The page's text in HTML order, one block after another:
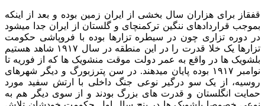
قفقاز برای هزاران سال بخشی از ایران زمین بوده و بعد از اینکه
بموجب قراردادهای ننگین ترکمنچای و گلستان از ایران جدا میشود
در دوره تزاری چون در سیطره تزارها بوده با فروپاشی حکومت
تزارها یک خلا قدرت را در این منطقه در سال ۱۹۱۷ شاهد هستیم
بلشویک ها در واقع به عمر دولت موقت منشویک ها که از فوریه تا
نوامبر ۱۹۱۷ بوده پایان میدهند. در سن پترزبورگ و دیگر شهرهای
روسیه، از یک سو درگیر نوعی جنگ داخلی با ارتش سفید مورد
حمایت انگلستان و قدرت های بزرگ بودند و از سوی دیگر هم به